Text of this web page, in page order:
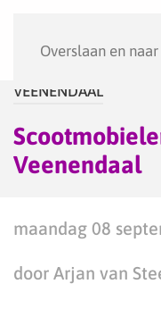
Overslaan en
VEENENDAAL
Veenendaal
maandag 08
door Arjan van